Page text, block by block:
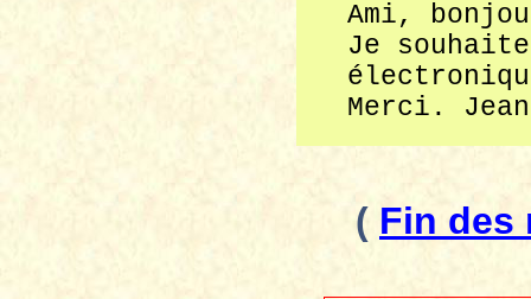
Ami,
Je
Merci. Jean
( Fin